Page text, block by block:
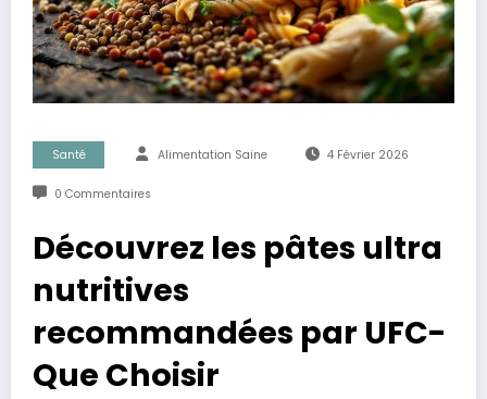
Santé Alimentation Saine 4 Février 2026
0 Commentaires
Découvrez les pâtes ultra
nutritives
recommandées par UFC-
Que Choisir